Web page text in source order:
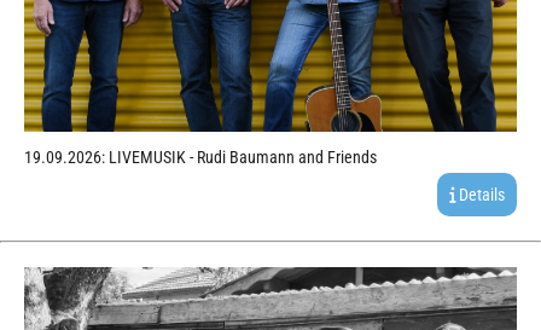
19.09.2026: LIVEMUSIK - Rudi Baumann and Friends
Details